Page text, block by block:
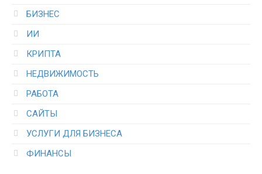
БИЗНЕС
ИИ
КРИПТА
НЕДВИЖИМОСТЬ
РАБОТА
САЙТЫ
УСЛУГИ ДЛЯ БИЗНЕСА
ФИНАНСЫ